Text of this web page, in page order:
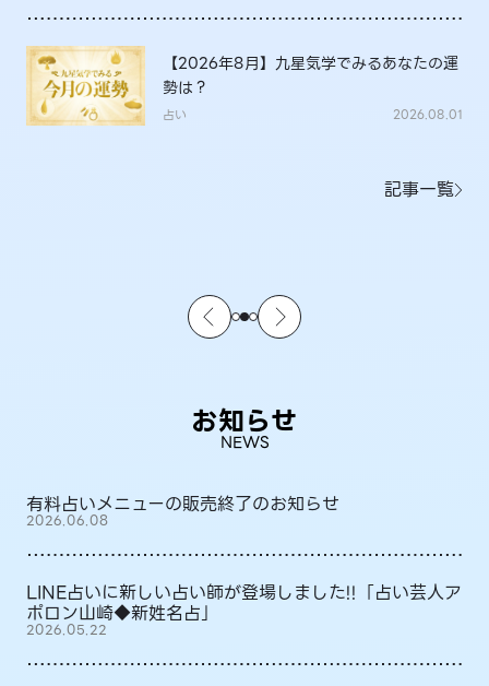
【2026年8月】九星気学でみるあなたの運
勢は？
占い 2026.08.01
記事一覧
お知らせ
NEWS
有料占いメニューの販売終了のお知らせ
2026.06.08
LINE占いに新しい占い師が登場しました!!「占い芸人ア
ポロン山崎◆新姓名占」
2026.05.22